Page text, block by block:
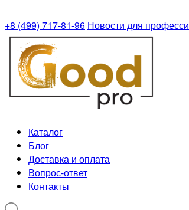
+8 (499) 717-81-96 Новости для
Каталог
Блог
Доставка и оплата
Вопрос-ответ
Контакты